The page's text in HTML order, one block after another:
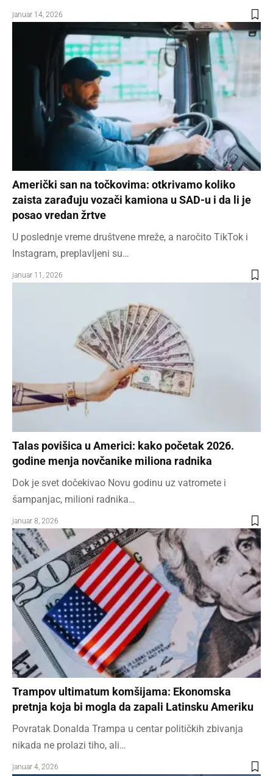
januar 14, 2026
Američki san na točkovima: otkrivamo koliko
zaista zarađuju vozači kamiona u SAD-u i da li je
posao vredan žrtve
U poslednje vreme društvene mreže, a naročito TikTok i
Instagram, preplavljeni su…
januar 11, 2026
Talas povišica u Americi: kako početak 2026.
godine menja novčanike miliona radnika
Dok je svet dočekivao Novu godinu uz vatromete i
šampanjac, milioni radnika…
januar 8, 2026
Trampov ultimatum komšijama: Ekonomska
pretnja koja bi mogla da zapali Latinsku Ameriku
Povratak Donalda Trampa u centar političkih zbivanja
nikada ne prolazi tiho, ali…
januar 4, 2026